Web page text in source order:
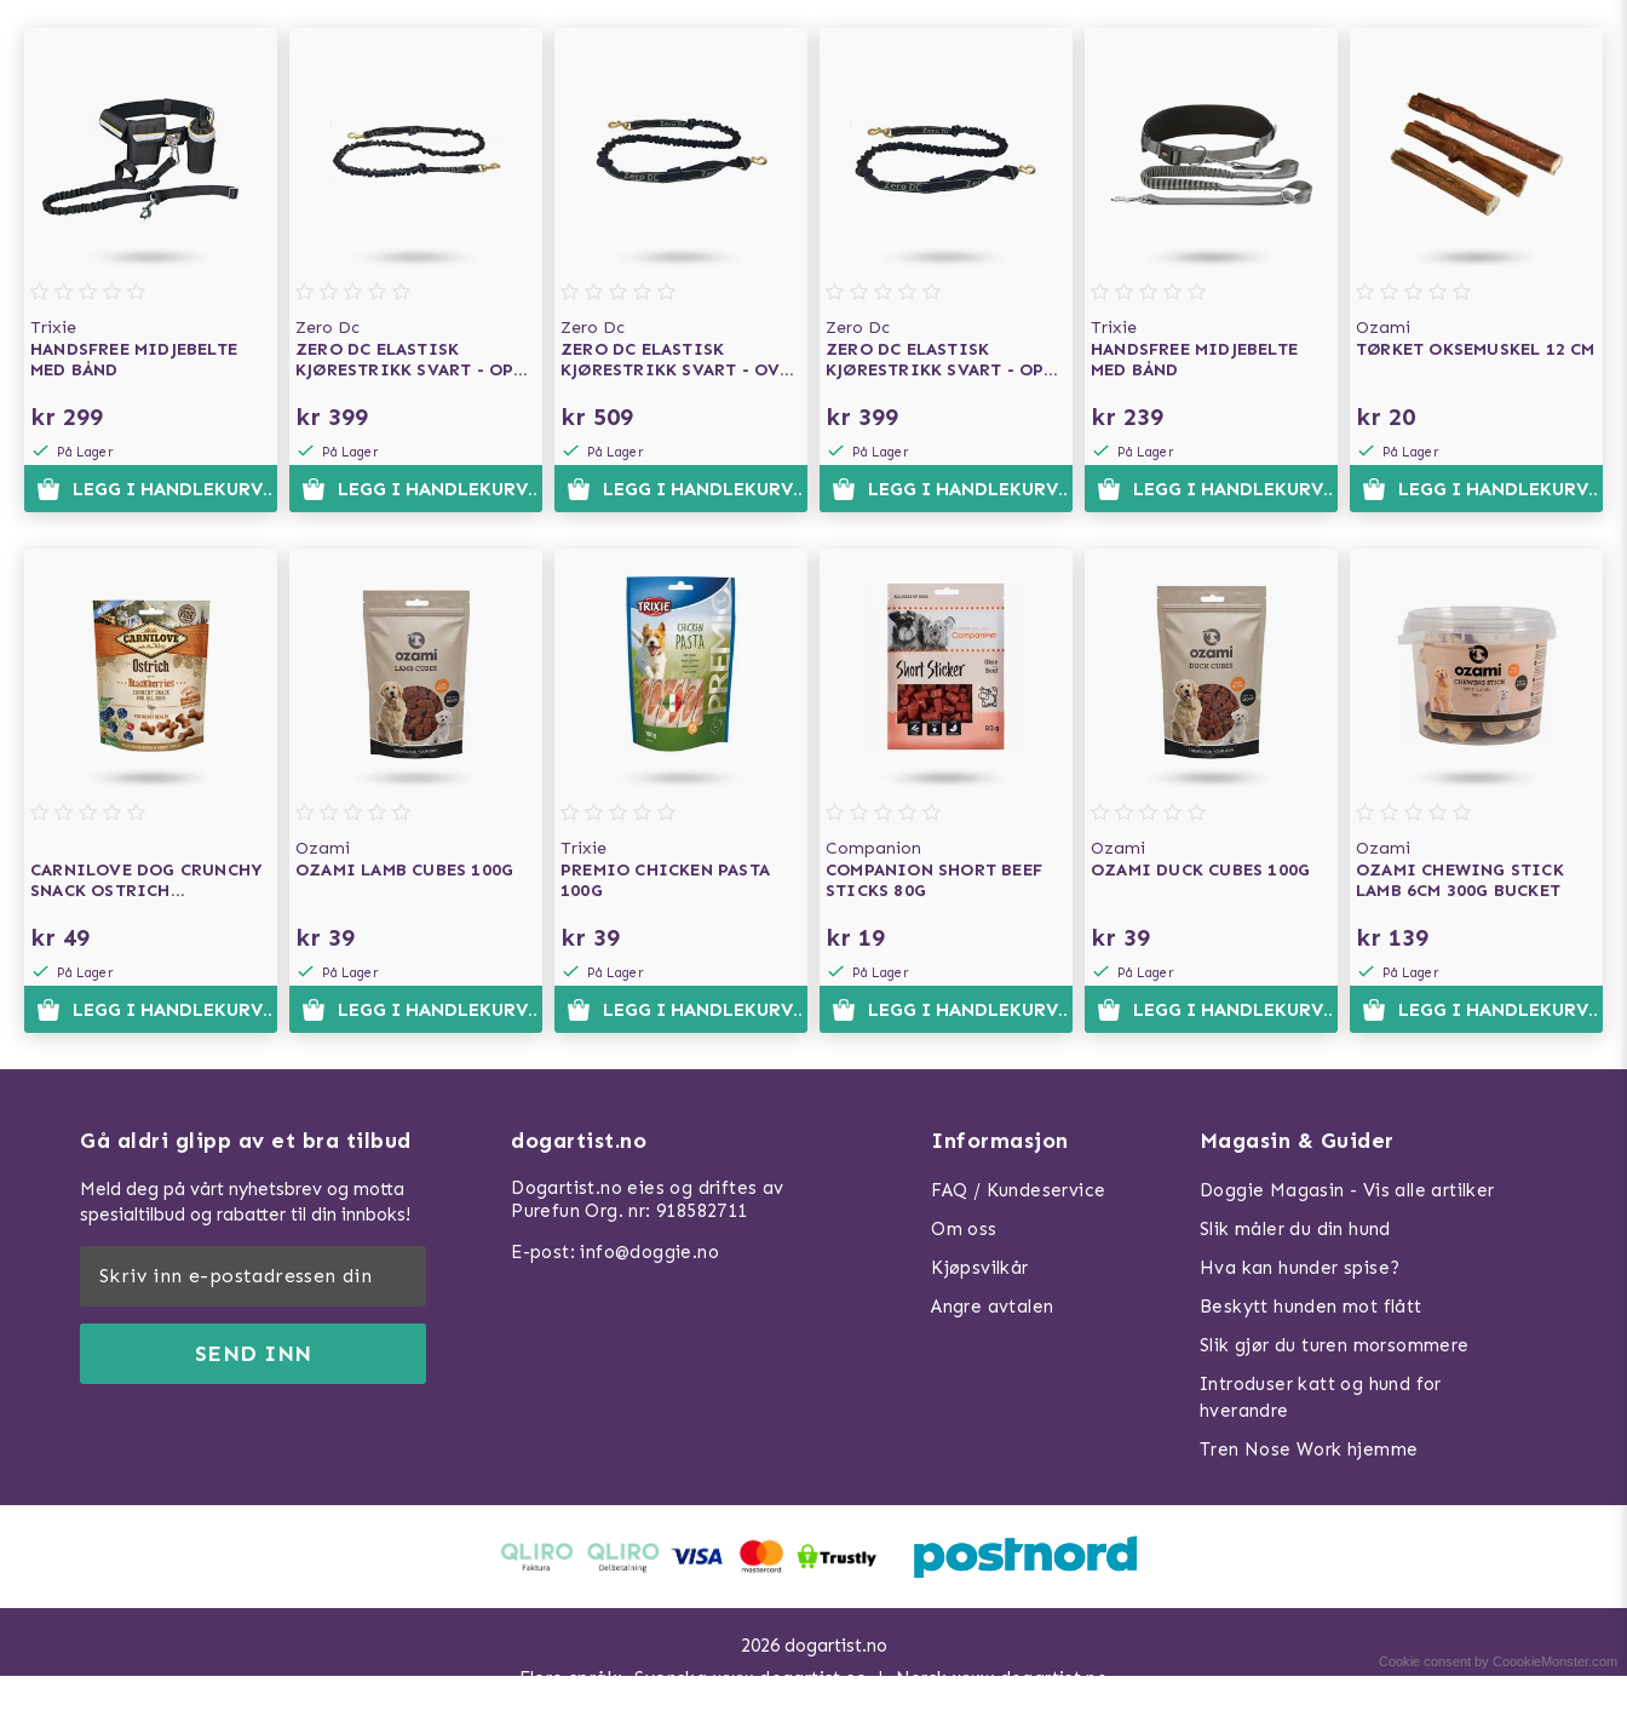
Trixie
HANDSFREE MIDJEBELTE
MED BÅND
kr 299
På Lager
LEGG I HANDLEKURVEN
Zero Dc
ZERO DC ELASTISK
KJØRESTRIKK SVART - OPP
kr 399
På Lager
LEGG I HANDLEKURVEN
Zero Dc
ZERO DC ELASTISK
KJØRESTRIKK SVART - OVER
kr 509
På Lager
LEGG I HANDLEKURVEN
Zero Dc
ZERO DC ELASTISK
KJØRESTRIKK SVART - OPP
kr 399
På Lager
LEGG I HANDLEKURVEN
Trixie
HANDSFREE MIDJEBELTE
MED BÅND
kr 239
På Lager
LEGG I HANDLEKURVEN
Ozami
TØRKET OKSEMUSKEL 12 CM
kr 20
På Lager
LEGG I HANDLEKURVEN
CARNILOVE DOG CRUNCHY
SNACK OSTRICH
kr 49
På Lager
LEGG I HANDLEKURVEN
Ozami
OZAMI LAMB CUBES 100G
kr 39
På Lager
LEGG I HANDLEKURVEN
Trixie
PREMIO CHICKEN PASTA
100G
kr 39
På Lager
LEGG I HANDLEKURVEN
Companion
COMPANION SHORT BEEF
STICKS 80G
kr 19
På Lager
LEGG I HANDLEKURVEN
Ozami
OZAMI DUCK CUBES 100G
kr 39
På Lager
LEGG I HANDLEKURVEN
Ozami
OZAMI CHEWING STICK
LAMB 6CM 300G BUCKET
kr 139
På Lager
LEGG I HANDLEKURVEN
Gå aldri glipp av et bra tilbud
Meld deg på vårt nyhetsbrev og motta
spesialtilbud og rabatter til din innboks!
SEND INN
dogartist.no
Dogartist.no eies og driftes av
Purefun Org. nr: 918582711
E-post: info@doggie.no
Informasjon
FAQ / Kundeservice
Om oss
Kjøpsvilkår
Angre avtalen
Magasin & Guider
Doggie Magasin - Vis alle artilker
Slik måler du din hund
Hva kan hunder spise?
Beskytt hunden mot flått
Slik gjør du turen morsommere
Introduser katt og hund for
hverandre
Tren Nose Work hjemme
2026 dogartist.no
Flere språk: Svenska www.dogartist.se Norsk www.dogartist.no
Cookie consent by CoookieMonster.com